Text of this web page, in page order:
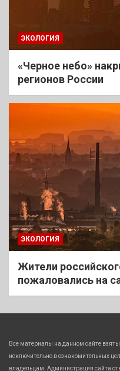
ЭКОЛОГИЯ
«Черное небо»
регионов России
ЭКОЛОГИЯ
Жители
пожаловались на
Все материалы на данном сайте
исключительно в ознакомительных
владельцам. Администрация сайта